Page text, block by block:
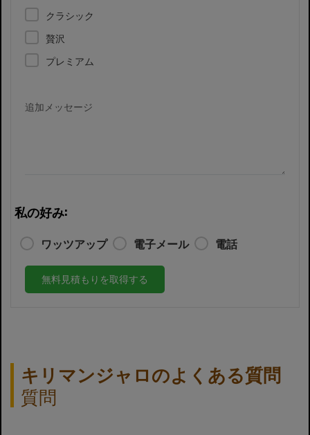
クラシック
贅沢
プレミアム
追加メッセージ
私の好み:
ワッツアップ 電子メール 電話
無料見積もりを取得する
キリマンジャロのよくある質問
質問